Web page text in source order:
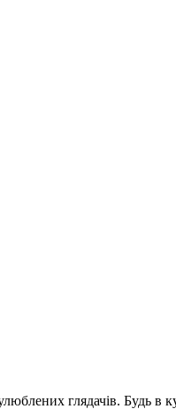
глядачів. Будь в